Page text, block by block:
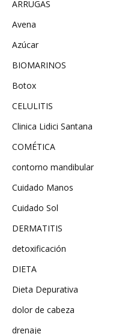
ARRUGAS
Avena
Azúcar
BIOMARINOS
Botox
CELULITIS
Clinica Lidici Santana
COMÉTICA
contorno mandibular
Cuidado Manos
Cuidado Sol
DERMATITIS
detoxificación
DIETA
Dieta Depurativa
dolor de cabeza
drenaje